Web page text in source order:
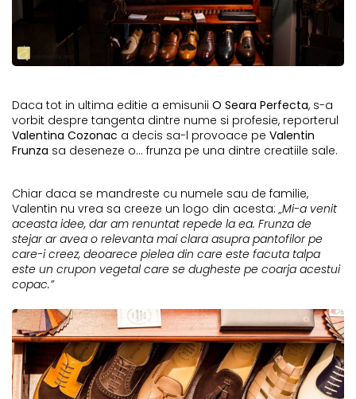
Daca tot in ultima editie a emisunii O Seara Perfecta, s-a
vorbit despre tangenta dintre nume si profesie, reporterul
Valentina Cozonac a decis sa-l provoace pe Valentin
Frunza sa deseneze o… frunza pe una dintre creatiile sale.
Chiar daca se mandreste cu numele sau de familie,
Valentin nu vrea sa creeze un logo din acesta:„Mi-a venit
aceasta idee, dar am renuntat repede la ea. Frunza de
stejar ar avea o relevanta mai clara asupra pantofilor pe
care-i creez, deoarece pielea din care este facuta talpa
este un crupon vegetal care se dugheste pe coarja acestui
copac.”